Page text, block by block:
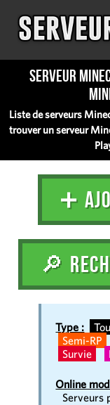
Serveur
Liste de serveurs
trouver un serveur
➕
🔎
Type :
Semi-RP
Survie
Online
Serveurs